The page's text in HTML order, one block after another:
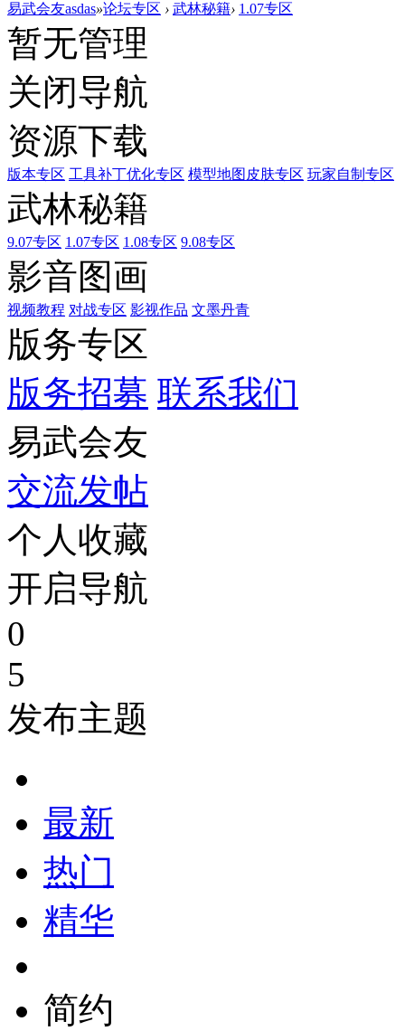
易武会友asdas»论坛专区 › 武林秘籍› 1.07专区
暂无管理
关闭导航
资源下载
版本专区 工具补丁优化专区 模型地图皮肤专区 玩家自制专区
武林秘籍
9.07专区 1.07专区 1.08专区 9.08专区
影音图画
视频教程 对战专区 影视作品 文墨丹青
版务专区
版务招募 联系我们
易武会友
交流发帖
个人收藏
开启导航
0
5
发布主题
最新
热门
精华
简约